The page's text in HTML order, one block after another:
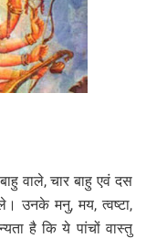
वाले, चार बाहु एवं दस
उनके मनु, मय, त्वष्टा,
है कि ये पांचों वास्तु